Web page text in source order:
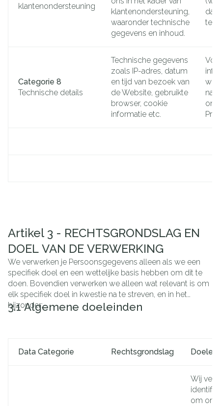
klantenondersteuning
klantenondersteuning,
waaronder technische
gegevens en inhoud.
dat
te
Categorie 8
Technische details
Technische gegevens
zoals IP-adres, datum
en tijd van bezoek van
de Website, gebruikte
browser, cookie
informatie etc.
we
Artikel 3 - RECHTSGRONDSLAG EN
DOEL VAN DE VERWERKING
We verwerken je Persoonsgegevens alleen als we een
specifiek doel en een wettelijke basis hebben om dit te
doen. Bovendien verwerken we alleen wat relevant is om
elk specifiek doel in kwestie na te streven, en in het
bijzonder:
3.1 Algemene doeleinden
Data Categorie Rechtsgrondslag
Wij
om